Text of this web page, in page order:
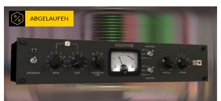
ABGELAUFEN